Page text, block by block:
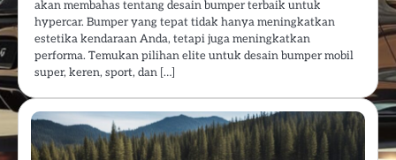
akan membahas tentang desain bumper terbaik untuk
hypercar. Bumper yang tepat tidak hanya meningkatkan
estetika kendaraan Anda, tetapi juga meningkatkan
performa. Temukan pilihan elite untuk desain bumper mobil
super, keren, sport, dan […]